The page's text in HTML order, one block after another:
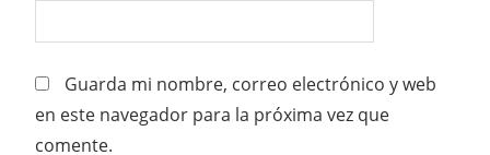
Guarda mi nombre, correo electrónico y web
en este navegador para la próxima vez que
comente.